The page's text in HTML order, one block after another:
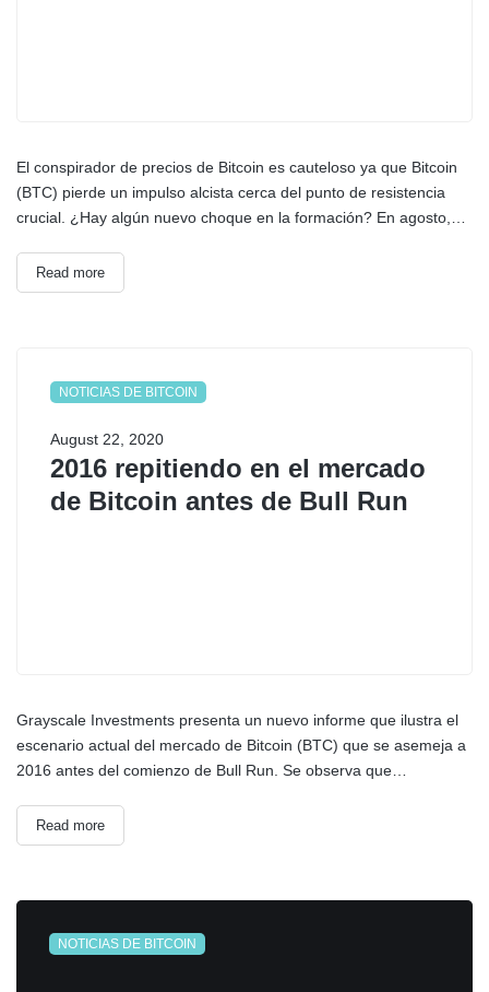
El conspirador de precios de Bitcoin es cauteloso ya que Bitcoin
(BTC) pierde un impulso alcista cerca del punto de resistencia
crucial. ¿Hay algún nuevo choque en la formación? En agosto,…
Read more
NOTICIAS DE BITCOIN
August 22, 2020
2016 repitiendo en el mercado
de Bitcoin antes de Bull Run
Grayscale Investments presenta un nuevo informe que ilustra el
escenario actual del mercado de Bitcoin (BTC) que se asemeja a
2016 antes del comienzo de Bull Run. Se observa que…
Read more
NOTICIAS DE BITCOIN